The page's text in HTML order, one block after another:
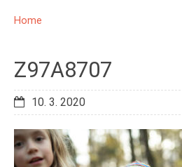
Home
Z97A8707
10. 3. 2020